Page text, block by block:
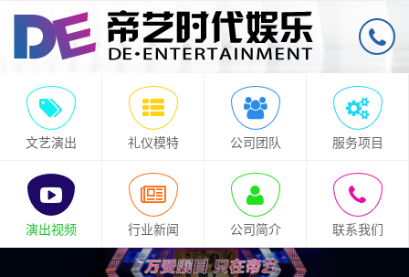
文艺演出 礼仪模特 公司团队 服务项目
演出视频 行业新闻 公司简介 联系我们